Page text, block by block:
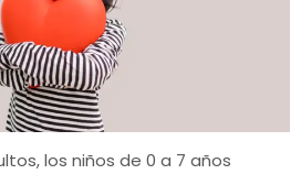
los niños de 0 a 7 años